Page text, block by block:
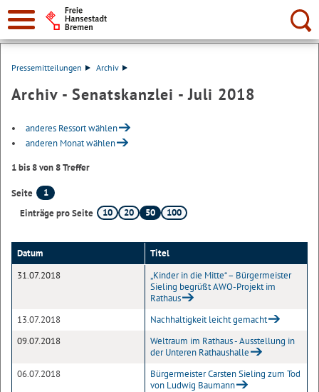
Suche:
Pressemitteilungen Archiv
Archiv - Senatskanzlei - Juli 2018
anderes Ressort wählen
anderen Monat wählen
1 bis 8 von 8 Treffer
Seite
1
Einträge pro Seite
10 20 50 100
Datum
Titel
31.07.2018
„Kinder in die Mitte“ – Bürgermeister
Sieling begrüßt AWO-Projekt im
Rathaus
13.07.2018
Nachhaltigkeit leicht gemacht
09.07.2018
Weltraum im Rathaus - Ausstellung in
der Unteren Rathaushalle
06.07.2018
Bürgermeister Carsten Sieling zum Tod
von Ludwig Baumann